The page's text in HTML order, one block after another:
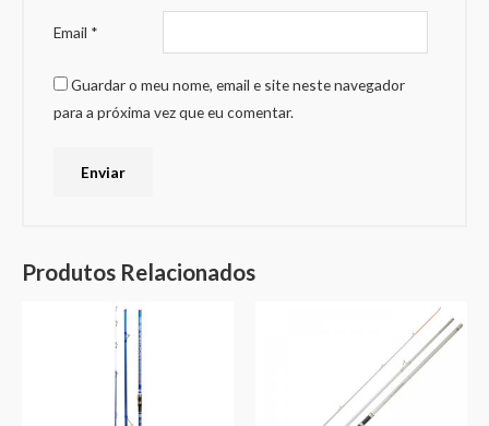
Email *
Guardar o meu nome, email e site neste navegador
para a próxima vez que eu comentar.
Produtos Relacionados